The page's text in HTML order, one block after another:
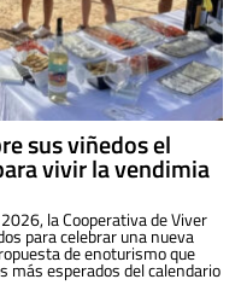
sus viñedos el
vivir la vendimia
la Cooperativa de Viver
para celebrar una nueva
de enoturismo que
más esperados del calendario